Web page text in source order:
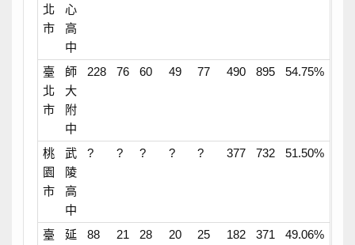
北
市
心
高
中
臺
北
市
師
大
附
中
228 76 60 49 77 490 895 54.75%
桃
園
市
武
陵
高
中
? ? ? ? ? 377 732 51.50%
臺
延
88 21 28 20 25 182 371 49.06%